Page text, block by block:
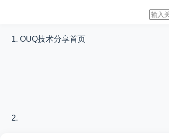
OUQ技术分享首页